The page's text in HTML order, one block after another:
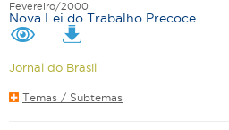
Fevereiro/2000
Nova Lei do Trabalho Precoce
Jornal do Brasil
Temas / Subtemas